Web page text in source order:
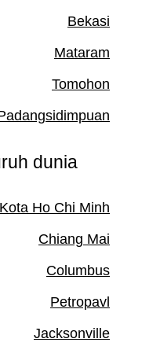
Bekasi
Mataram
Tomohon
dunia
Kota Ho Chi Minh
Chiang Mai
Columbus
Petropavl
Jacksonville